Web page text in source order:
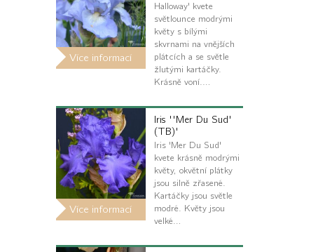
Více informací
Halloway' kvete
světlounce modrými
květy s bílými
skvrnami na vnějších
plátcích a se světle
žlutými kartáčky.
Krásně voní.…
Více informací
Iris ''Mer Du Sud'
(TB)'
Iris 'Mer Du Sud'
kvete krásně modrými
květy, okvětní plátky
jsou silně zřasené.
Kartáčky jsou světle
modré. Květy jsou
velké…